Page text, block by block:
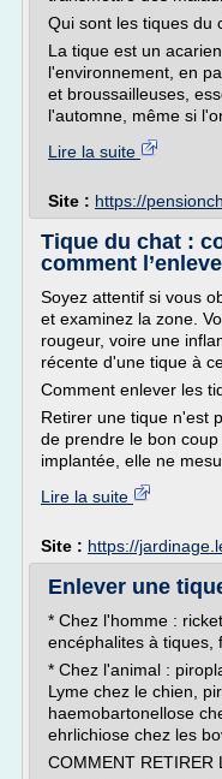
Qui sont les tiques du
La tique est un
l'environnement, en
et broussailleuses,
l'automne, même si
Lire la suite
Site : https://
Tique du chat :
comment
Soyez attentif si vous
et examinez la zone.
rougeur, voire une
récente d'une tique à
Comment enlever les
Retirer une tique n'est
de prendre le bon
implantée, elle ne
Lire la suite
Site : https://
Enlever une
* Chez l'homme :
encéphalites à tiques,
* Chez l'animal :
Lyme chez le chien,
haemobartonellose
ehrlichiose chez les
COMMENT RETIRER